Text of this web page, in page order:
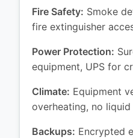
Fire Safety: Smoke
fire extinguisher
Power Protection:
equipment, UPS for
Climate: Equipment
overheating, no
Backups: Encrypted